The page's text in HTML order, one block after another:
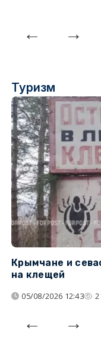
Туризм
Крымчане и
на клещей
05/08/2026 12:43